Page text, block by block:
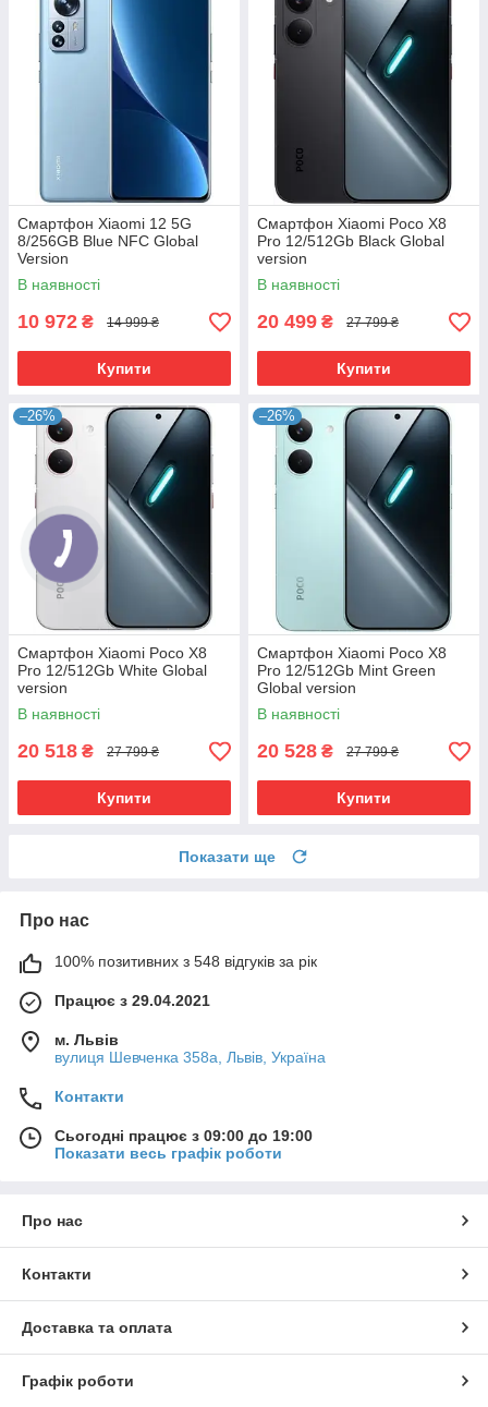
Смартфон Xiaomi 12 5G
8/256GB Blue NFC Global
Version
В наявності
10 972 ₴ 14 999 ₴
Купити
Смартфон Xiaomi Poco X8
Pro 12/512Gb Black Global
version
В наявності
20 499 ₴ 27 799 ₴
Купити
–26%
Смартфон Xiaomi Poco X8
Pro 12/512Gb White Global
version
В наявності
20 518 ₴ 27 799 ₴
Купити
–26%
Смартфон Xiaomi Poco X8
Pro 12/512Gb Mint Green
Global version
В наявності
20 528 ₴ 27 799 ₴
Купити
Показати ще
Про нас
100% позитивних з 548 відгуків за рік
Працює з 29.04.2021
м. Львів
вулиця Шевченка 358а, Львів, Україна
Контакти
Сьогодні працює з 09:00 до 19:00
Показати весь графік роботи
Про нас
Контакти
Доставка та оплата
Графік роботи